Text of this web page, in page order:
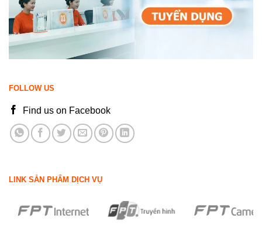
FOLLOW US
Find us on Facebook
LINK SẢN PHẨM DỊCH VỤ